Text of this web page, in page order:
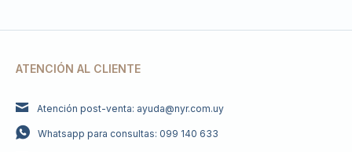
ATENCIÓN AL CLIENTE
Atención post-venta: ayuda@nyr.com.uy
Whatsapp para consultas: 099 140 633